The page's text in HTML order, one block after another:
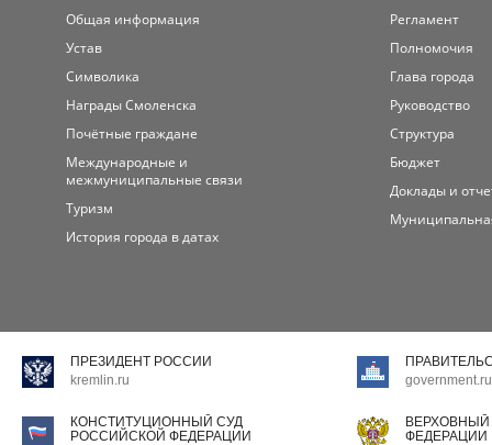
Общая информация
Устав
Символика
Награды Смоленска
Почётные граждане
Международные и
межмуниципальные связи
Туризм
История города в датах
Регламент
Полномочия
Глава города
Руководство
Структура
Бюджет
Доклады и
ПРЕЗИДЕНТ РОССИИ
kremlin.ru
government.ru
КОНСТИТУЦИОННЫЙ СУД
РОССИЙСКОЙ ФЕДЕРАЦИИ
ФЕДЕРАЦИИ